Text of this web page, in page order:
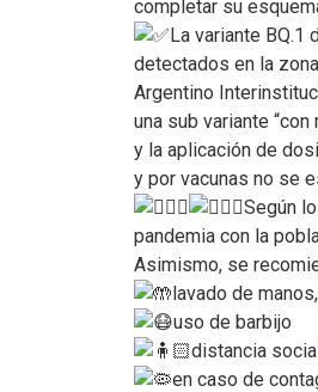
completar su
La variante BQ.1
detectados en la
Argentino
una sub variante
y la aplicación de
y por vacunas no se
Según
pandemia con la
Asimismo, se
lavado de manos,
uso de barbijo
distancia
en caso de